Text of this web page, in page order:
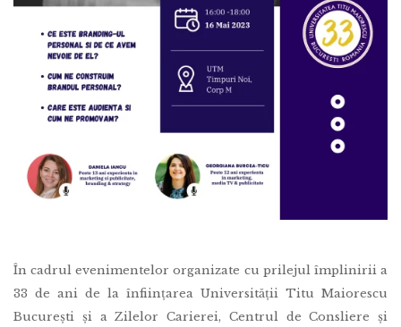
În cadrul evenimentelor organizate cu prilejul împlinirii a
33 de ani de la înființarea Universității Titu Maiorescu
București și a Zilelor Carierei, Centrul de Consliere și